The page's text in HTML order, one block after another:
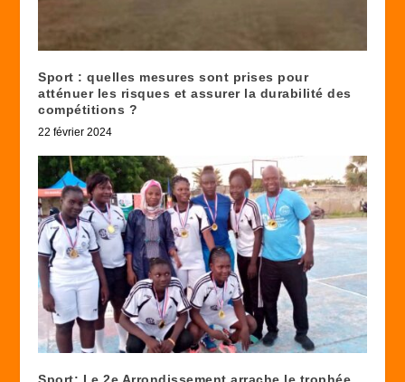
Sport : quelles mesures sont prises pour
atténuer les risques et assurer la durabilité des
compétitions ?
22 février 2024